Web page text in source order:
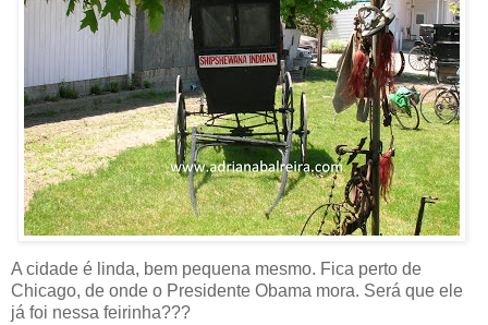
A cidade é linda, bem pequena mesmo. Fica perto de
Chicago, de onde o Presidente Obama mora. Será que ele
já foi nessa feirinha???